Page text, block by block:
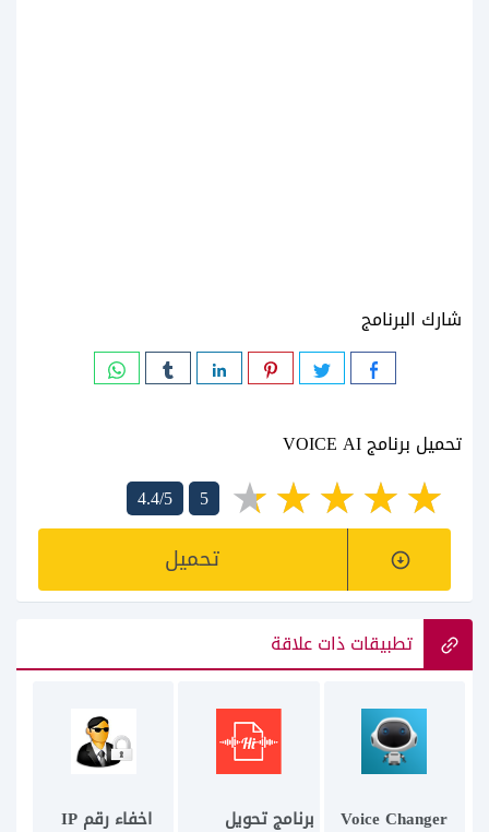
شارك البرنامج
تحميل برنامج VOICE AI
4.4/5
5
تحميل
تطبيقات ذات علاقة
Voice Changer برنامج تحويل اخفاء رقم IP